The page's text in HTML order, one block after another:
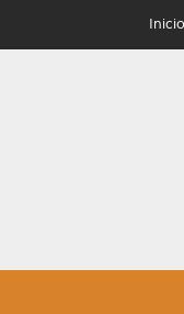
Inicio